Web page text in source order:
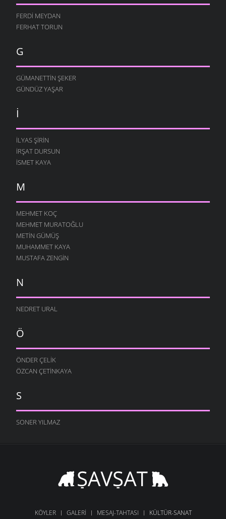
FERDI MEYDAN
FERHAT TORUN
G
GÜMANETTIN ŞEKER
GÜNDÜZ YAŞAR
I
İLYAS ŞIRIN
İRŞAT DURSUN
ISMET KAYA
M
MEHMET KOÇ
MEHMET MURATOĞLU
METIN GÜMÜŞ
MUHAMMET KAYA
MUSTAFA ZENGIN
N
NEDRET URAL
Ö
ÖNDER ÇELIK
ÖZCAN ÇETINKAYA
S
SONER YILMAZ
KÖYLER GALERI MESAJ-TAHTASI KÜLTÜR-SANAT